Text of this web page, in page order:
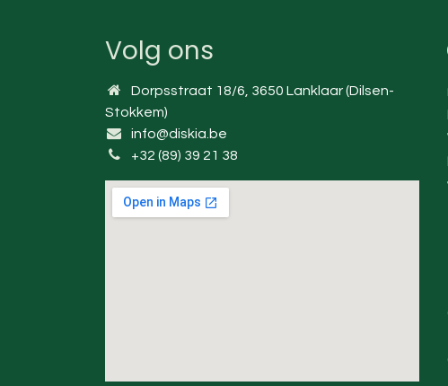
Volg ons
Dorpsstraat 18/6, 3650 Lanklaar (Dilsen-
Stokkem)
info@diskia.be
+32 (89) 39 21 38